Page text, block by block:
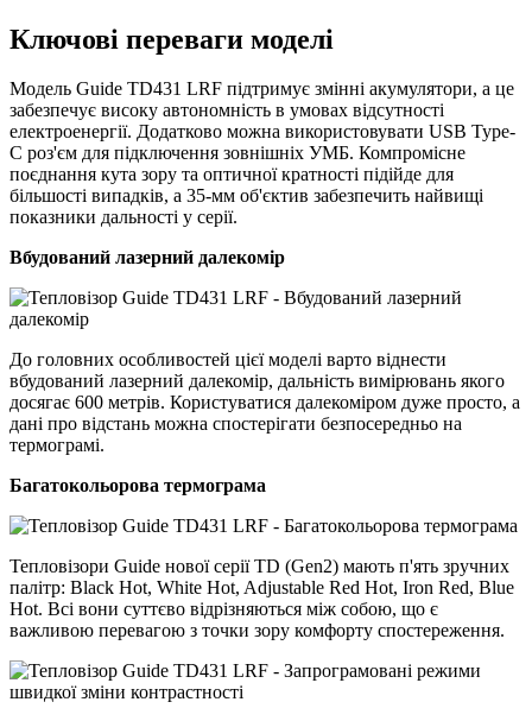
Ключові переваги моделі
Модель Guide TD431 LRF підтримує змінні акумулятори, а це
забезпечує високу автономність в умовах відсутності
електроенергії. Додатково можна використовувати USB Type-
C роз'єм для підключення зовнішніх УМБ. Компромісне
поєднання кута зору та оптичної кратності підійде для
більшості випадків, а 35-мм об'єктив забезпечить найвищі
показники дальності у серії.
Вбудований лазерний далекомір
До головних особливостей цієї моделі варто віднести
вбудований лазерний далекомір, дальність вимірювань якого
досягає 600 метрів. Користуватися далекоміром дуже просто, а
дані про відстань можна спостерігати безпосередньо на
термограмі.
Багатокольорова термограма
Тепловізори Guide нової серії TD (Gen2) мають п'ять зручних
палітр: Black Hot, White Hot, Adjustable Red Hot, Iron Red, Blue
Hot. Всі вони суттєво відрізняються між собою, що є
важливою перевагою з точки зору комфорту спостереження.